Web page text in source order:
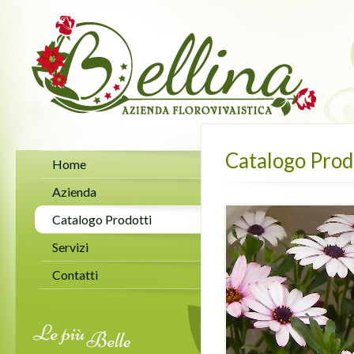
Home
Azienda
Catalogo Prodotti
Servizi
Contatti
Catalogo